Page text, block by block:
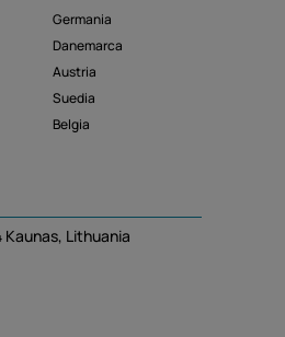
Germania
Danemarca
Austria
Suedia
Belgia
Kaunas, Lithuania